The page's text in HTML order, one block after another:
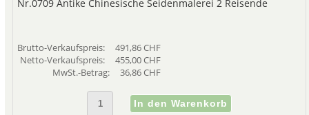
Besuchen Sie unseren
Nr.0709 Antike Chinesische Seidenmalerei 2 Reisende
Brutto-Verkaufspreis:
491,86 CHF
Netto-Verkaufspreis:
455,00 CHF
MwSt.-Betrag:
36,86 CHF